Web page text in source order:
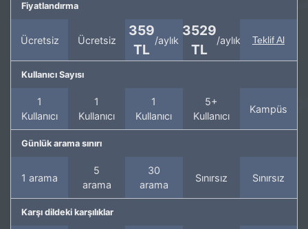
Fiyatlandırma
Ücretsiz Ücretsiz
359
TL
/aylık
3529
TL
/aylık Teklif Al
Kullanıcı Sayısı
1
Kullanıcı
1
Kullanıcı
1
Kullanıcı
5+
Kullanıcı
Kampüs
Günlük arama sınırı
1 arama
5
arama
30
arama
Sınırsız Sınırsız
Karşı dildeki karşılıklar